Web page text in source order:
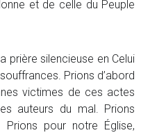
et de celle du Peuple
prière silencieuse en Celui
Prions d’abord
victimes de ces actes
auteurs du mal. Prions
pour notre Église,